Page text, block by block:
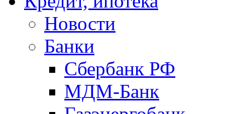
Новости
Банки
Сбербанк РФ
МДМ-Банк